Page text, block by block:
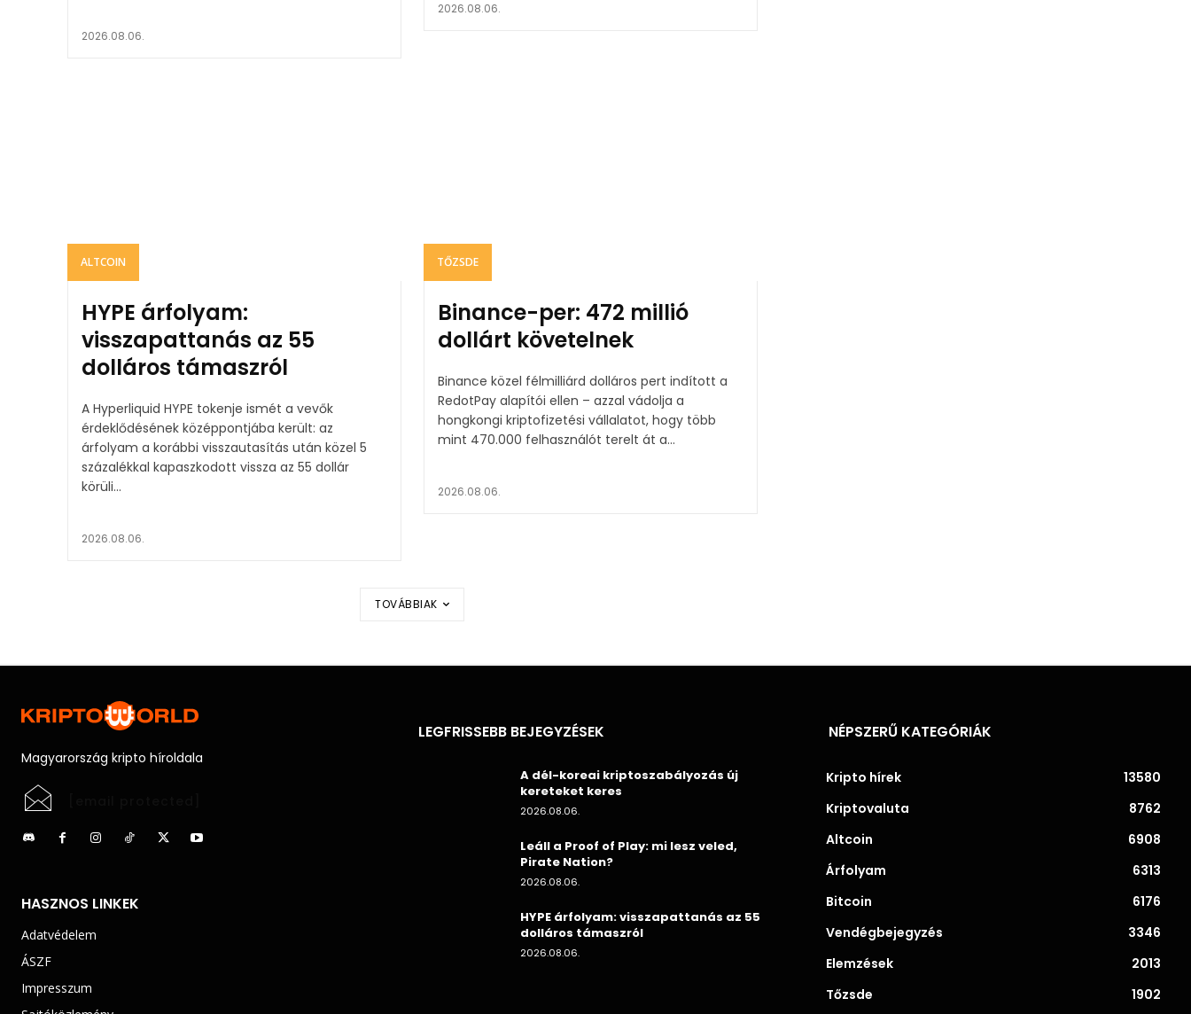
2026.08.06.
2026.08.06.
ALTCOIN
HYPE árfolyam:
visszapattanás az 55
dolláros támaszról
A Hyperliquid HYPE tokenje ismét a vevők
érdeklődésének középpontjába került: az
árfolyam a korábbi visszautasítás után közel 5
százalékkal kapaszkodott vissza az 55 dollár
körüli...
2026.08.06.
TŐZSDE
Binance-per: 472 millió
dollárt követelnek
Binance közel félmilliárd dolláros pert indított a
RedotPay alapítói ellen – azzal vádolja a
hongkongi kriptofizetési vállalatot, hogy több
mint 470.000 felhasználót terelt át a...
2026.08.06.
TOVÁBBIAK
Magyarország kripto híroldala
HASZNOS LINKEK
Adatvédelem
ÁSZF
Impresszum
LEGFRISSEBB BEJEGYZÉSEK
A dél-koreai kriptoszabályozás új
kereteket keres
2026.08.06.
Leáll a Proof of Play: mi lesz veled,
Pirate Nation?
2026.08.06.
HYPE árfolyam: visszapattanás az 55
dolláros támaszról
2026.08.06.
NÉPSZERŰ KATEGÓRIÁK
Kripto hírek
13580
Kriptovaluta
8762
Altcoin
6908
Árfolyam
6313
Bitcoin
6176
Vendégbejegyzés
3346
Elemzések
2013
Tőzsde
1902